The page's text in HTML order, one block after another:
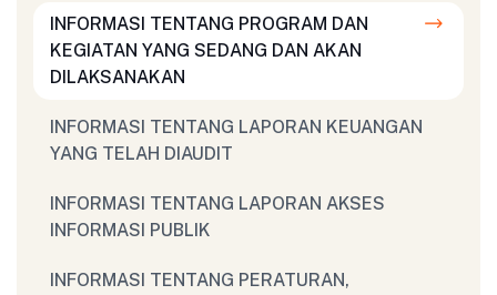
INFORMASI TENTANG PROGRAM DAN
KEGIATAN YANG SEDANG DAN AKAN
DILAKSANAKAN
INFORMASI TENTANG LAPORAN KEUANGAN
YANG TELAH DIAUDIT
INFORMASI TENTANG LAPORAN AKSES
INFORMASI PUBLIK
INFORMASI TENTANG PERATURAN,